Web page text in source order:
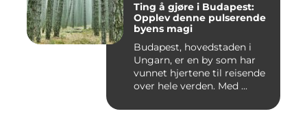
Ting å gjøre i Budapest:
Opplev denne pulserende
byens magi
Budapest, hovedstaden i
Ungarn, er en by som har
vunnet hjertene til reisende
over hele verden. Med ...